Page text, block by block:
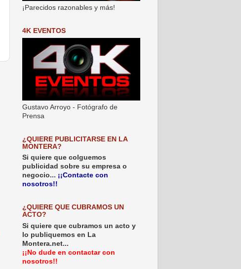
¡Parecidos razonables y más!
4K EVENTOS
Gustavo Arroyo - Fotógrafo de
Prensa
¿QUIERE PUBLICITARSE EN LA
MONTERA?
Si quiere que colguemos
publicidad sobre su empresa o
negocio... ¡¡Contacte con
nosotros!!
¿QUIERE QUE CUBRAMOS UN
ACTO?
Si quiere que cubramos un acto y
lo publiquemos en La
Montera.net...
¡¡No dude en contactar con
nosotros!!